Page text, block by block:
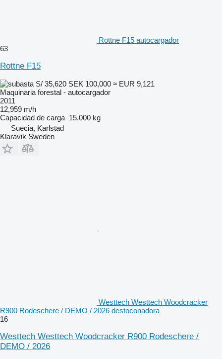
Rottne F15 autocargador
63
Rottne F15
S/ 35,620 SEK 100,000 ≈ EUR 9,121
Maquinaria forestal - autocargador
2011
12,959 m/h
Capacidad de carga 15,000 kg
Suecia, Karlstad
Klaravik Sweden
Westtech Westtech Woodcracker
R900 Rodeschere / DEMO / 2026 destoconadora
16
Westtech Westtech Woodcracker R900 Rodeschere /
DEMO / 2026